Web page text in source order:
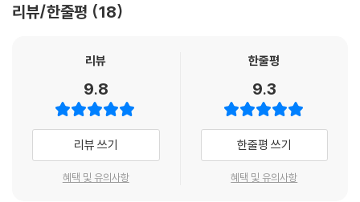
리뷰/한줄평 18
리뷰
9.8
리뷰 쓰기
혜택 및 유의사항
한줄평
9.3
한줄평 쓰기
혜택 및 유의사항